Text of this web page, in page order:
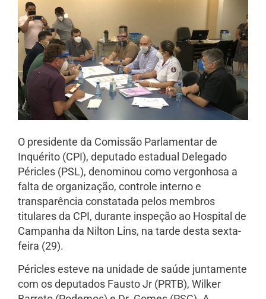
O presidente da Comissão Parlamentar de
Inquérito (CPI), deputado estadual Delegado
Péricles (PSL), denominou como vergonhosa a
falta de organização, controle interno e
transparência constatada pelos membros
titulares da CPI, durante inspeção ao Hospital de
Campanha da Nilton Lins, na tarde desta sexta-
feira (29).
Péricles esteve na unidade de saúde juntamente
com os deputados Fausto Jr (PRTB), Wilker